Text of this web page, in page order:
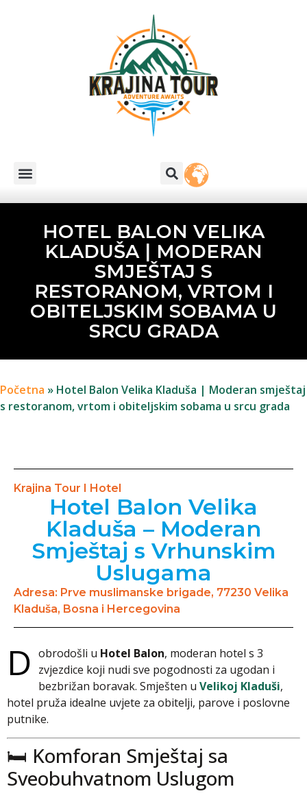
HOTEL BALON VELIKA
KLADUŠA | MODERAN
SMJEŠTAJ S
RESTORANOM, VRTOM I
OBITELJSKIM SOBAMA U
SRCU GRADA
Početna » Hotel Balon Velika Kladuša | Moderan smještaj
s restoranom, vrtom i obiteljskim sobama u srcu grada
Krajina Tour I Hotel
Hotel Balon Velika
Kladuša – Moderan
Smještaj s Vrhunskim
Uslugama
Adresa: Prve muslimanske brigade, 77230 Velika
Kladuša, Bosna i Hercegovina
D obrodošli u Hotel Balon, moderan hotel s 3
zvjezdice koji nudi sve pogodnosti za ugodan i
bezbrižan boravak. Smješten u Velikoj Kladuši,
hotel pruža idealne uvjete za obitelji, parove i poslovne
putnike.
🛏️ Komforan Smještaj sa
Sveobuhvatnom Uslugom